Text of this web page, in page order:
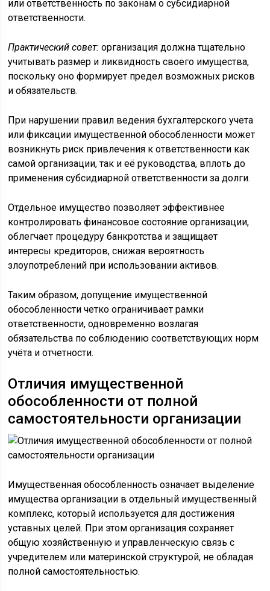
или ответственность по законам о субсидиарной
ответственности.
Практический совет: организация должна тщательно
учитывать размер и ликвидность своего имущества,
поскольку оно формирует предел возможных рисков
и обязательств.
При нарушении правил ведения бухгалтерского учета
или фиксации имущественной обособленности может
возникнуть риск привлечения к ответственности как
самой организации, так и её руководства, вплоть до
применения субсидиарной ответственности за долги.
Отдельное имущество позволяет эффективнее
контролировать финансовое состояние организации,
облегчает процедуру банкротства и защищает
интересы кредиторов, снижая вероятность
злоупотреблений при использовании активов.
Таким образом, допущение имущественной
обособленности четко ограничивает рамки
ответственности, одновременно возлагая
обязательства по соблюдению соответствующих норм
учёта и отчетности.
Отличия имущественной
обособленности от полной
самостоятельности организации
Имущественная обособленность означает выделение
имущества организации в отдельный имущественный
комплекс, который используется для достижения
уставных целей. При этом организация сохраняет
общую хозяйственную и управленческую связь с
учредителем или материнской структурой, не обладая
полной самостоятельностью.